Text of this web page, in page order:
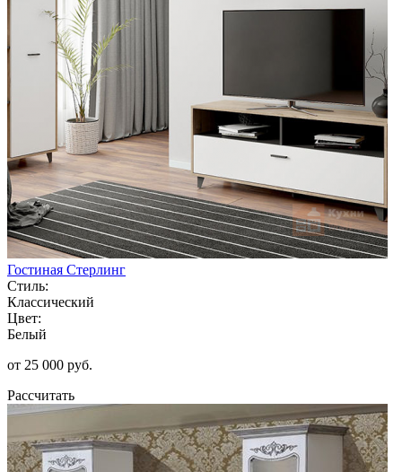
Гостиная Стерлинг
Стиль:
Классический
Цвет:
Белый
от 25 000 руб.
Рассчитать